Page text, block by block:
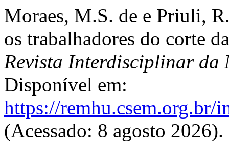
Moraes, M.S. de e Priuli,
os trabalhadores do corte
Revista Interdisciplinar da
Disponível em:
https://remhu.csem.org.br/
(Acessado: 8 agosto 2026).